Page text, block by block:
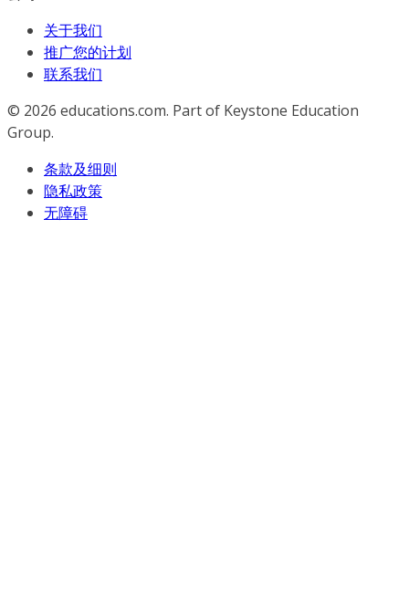
关于我们
推广您的计划
联系我们
© 2026 educations.com. Part of Keystone Education
Group.
条款及细则
隐私政策
无障碍